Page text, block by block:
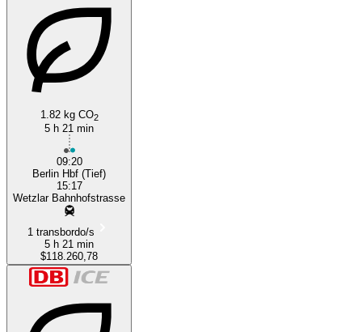
1.82 kg CO2
5 h 21 min
09:20
Berlin Hbf (Tief)
15:17
Wetzlar Bahnhofstrasse
1 transbordo/s
5 h 21 min
$118.260,78